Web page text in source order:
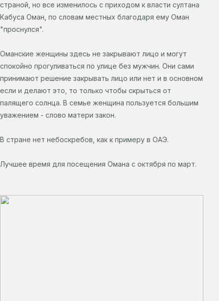
страной, но все изменилось с приходом к власти султана
Кабуса Оман, по словам местных благодаря ему Оман
"проснулся".
Оманские женщины здесь не закрывают лицо и могут
спокойно прогуливаться по улице без мужчин. Они сами
принимают решение закрывать лицо или нет и в основном
если и делают это, то только чтобы скрыться от
палящего солнца. В семье женщина пользуется большим
уважением - слово матери закон.
В стране нет небоскребов, как к примеру в ОАЭ.
Лучшее время для посещения Омана с октября по март.